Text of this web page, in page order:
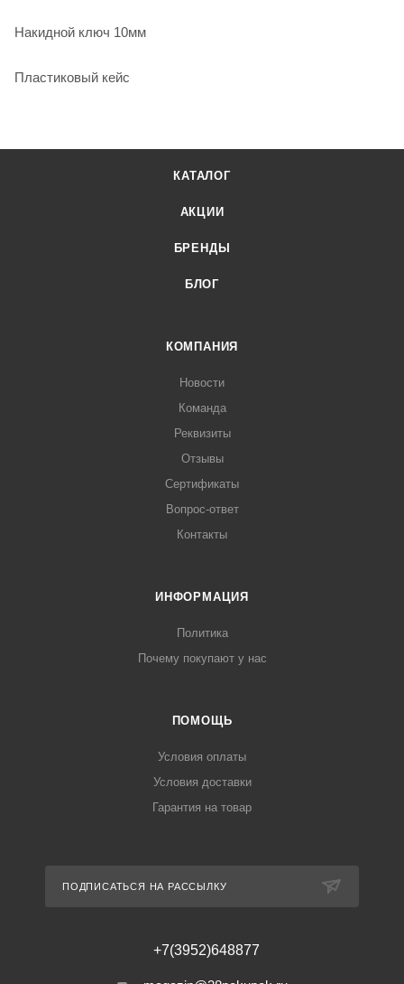
Накидной ключ 10мм
Пластиковый кейс
КАТАЛОГ
АКЦИИ
БРЕНДЫ
БЛОГ
КОМПАНИЯ
Новости
Команда
Реквизиты
Отзывы
Сертификаты
Вопрос-ответ
Контакты
ИНФОРМАЦИЯ
Политика
Почему покупают у нас
ПОМОЩЬ
Условия оплаты
Условия доставки
Гарантия на товар
ПОДПИСАТЬСЯ НА РАССЫЛКУ
+7(3952)648877